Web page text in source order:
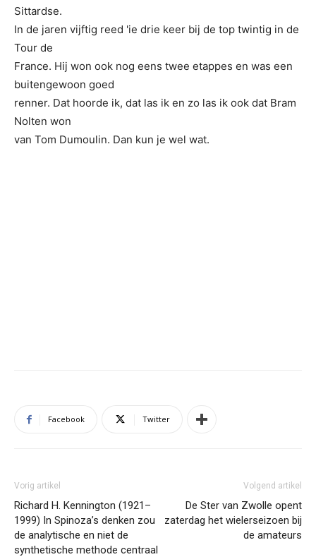
Sittardse.
In de jaren vijftig reed 'ie drie keer bij de top twintig in de
Tour de
France. Hij won ook nog eens twee etappes en was een
buitengewoon goed
renner. Dat hoorde ik, dat las ik en zo las ik ook dat Bram
Nolten won
van Tom Dumoulin. Dan kun je wel wat.
Facebook Twitter
Vorig artikel
Richard H. Kennington (1921–
1999) In Spinoza’s denken zou
de analytische en niet de
synthetische methode centraal
Volgend artikel
De Ster van Zwolle opent
zaterdag het wielerseizoen bij
de amateurs